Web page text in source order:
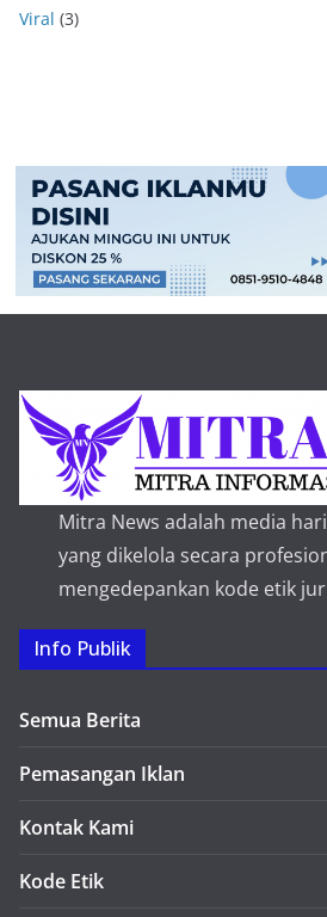
Viral (3)
Mitra News adalah media
yang dikelola secara
mengedepankan kode etik
Info Publik
Semua Berita
Pemasangan Iklan
Kontak Kami
Kode Etik